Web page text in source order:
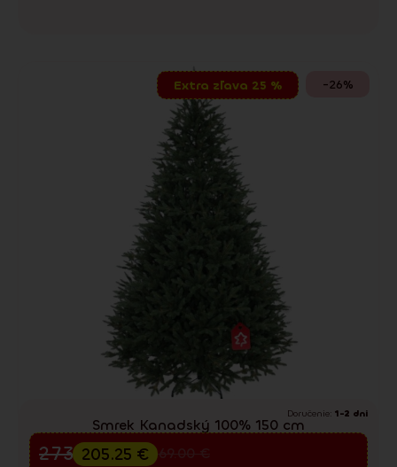
-26%
Extra zľava 25 %
Doručenie: 1-2 dni
Smrek Kanadský 100% 150 cm
Predvianočný výpredaj
369.00
273.67€
205.25 €